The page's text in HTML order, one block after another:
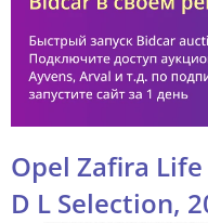
Opel Zafira Life
D L Selection,